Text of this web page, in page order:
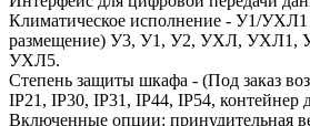
Климатическое исполнение - У1/УХЛ1
размещение) У3, У1, У2, УХЛ,
УХЛ5.
Степень защиты шкафа - (Под заказ
IP21, IP30, IP31, IP44, IP54, контейнер
Включенные опции: принудительная